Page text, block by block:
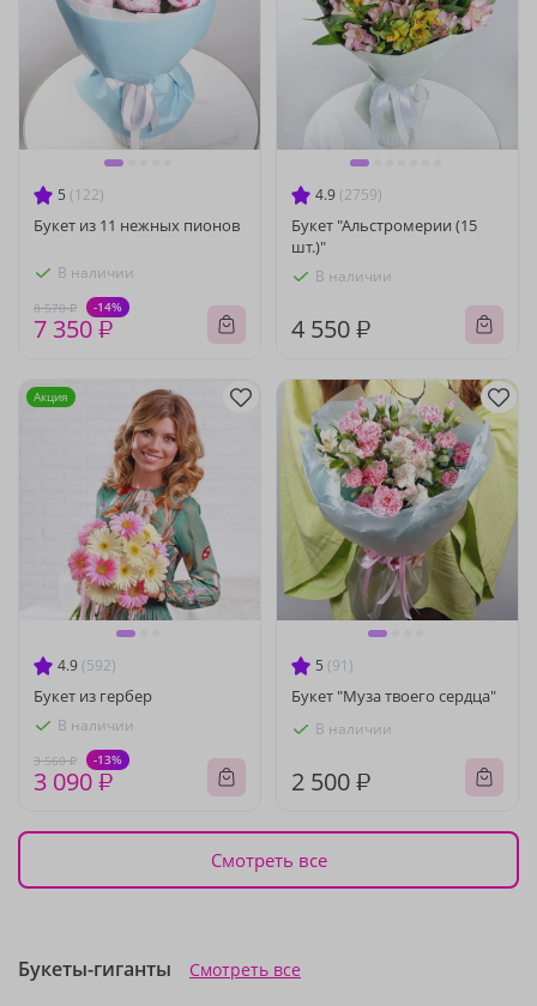
5 (122)
Букет из 11 нежных пионов
В наличии
8 570 ₽ -14%
7 350 ₽
4.9 (2759)
Букет "Альстромерии (15
шт.)"
В наличии
4 550 ₽
4.9 (592)
Букет из гербер
В наличии
3 560 ₽ -13%
3 090 ₽
Акция
5 (91)
Букет "Муза твоего сердца"
В наличии
2 500 ₽
Смотреть все
Букеты-гиганты Смотреть все